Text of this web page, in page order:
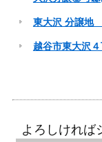
東大沢 分譲地
越谷市東大沢
よろしければ